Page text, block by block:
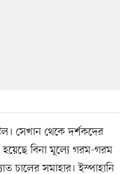
সেখান থেকে দর্শকদের
হয়েছে বিনা মূল্যে গরম-গরম
চালের সমাহার। ইস্পাহানি